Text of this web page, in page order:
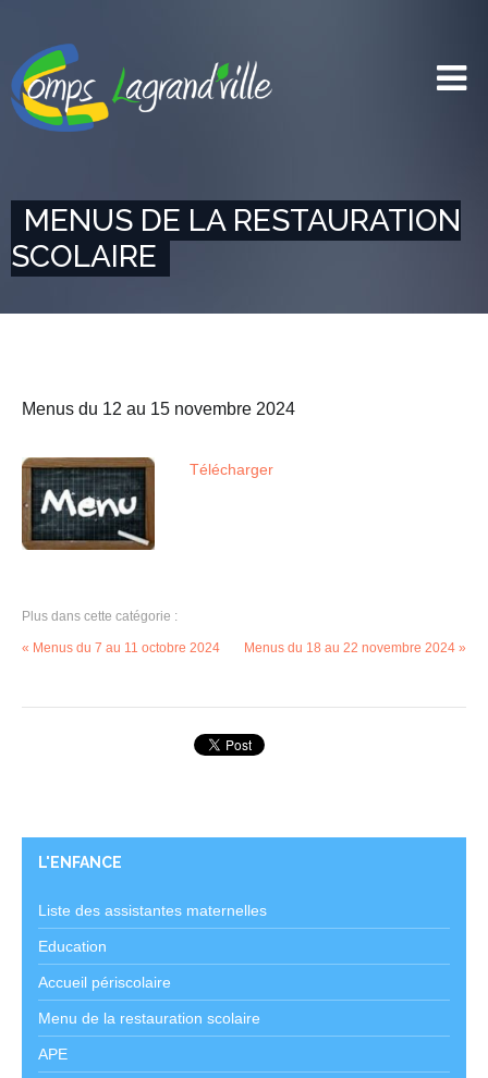
MENUS DE LA RESTAURATION
SCOLAIRE
Menus du 12 au 15 novembre 2024
Télécharger
Plus dans cette catégorie :
« Menus du 7 au 11 octobre 2024 Menus du 18 au 22 novembre 2024 »
L'ENFANCE
Liste des assistantes maternelles
Education
Accueil périscolaire
Menu de la restauration scolaire
APE